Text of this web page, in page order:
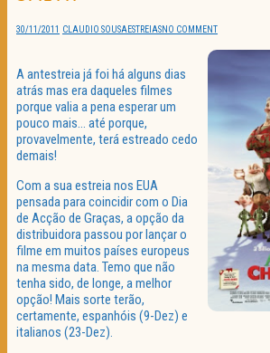
30/11/2011 CLAUDIO SOUSAESTREIASNO COMMENT
A antestreia já foi há alguns dias
atrás mas era daqueles filmes
porque valia a pena esperar um
pouco mais… até porque,
provavelmente, terá estreado cedo
demais!
Com a sua estreia nos EUA
pensada para coincidir com o Dia
de Acção de Graças, a opção da
distribuidora passou por lançar o
filme em muitos países europeus
na mesma data. Temo que não
tenha sido, de longe, a melhor
opção! Mais sorte terão,
certamente, espanhóis (9-Dez) e
italianos (23-Dez).